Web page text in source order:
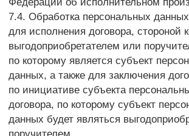
персональных данных обязан уведомить
уполномоченный орган по защите прав субъектов
осуществлять трансграничную передачу
персональных данных (такое уведомление
направляется отдельно от уведомления о намерении
осуществлять обработку персональных данных).
10.2. Оператор до подачи вышеуказанного
уведомления, обязан получить от органов власти
иностранного государства, иностранных физических
лиц, иностранных юридических лиц, которым
планируется трансграничная передача
персональных данных, соответствующие сведения.